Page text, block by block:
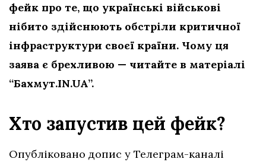
фейк про те, що українські військові
нібито здійснюють обстріли критичної
інфраструктури своєї країни. Чому ця
заява є брехливою — читайте в матеріалі
“Бахмут.IN.UA”.
Хто запустив цей фейк?
Опубліковано допис у Телеграм-каналі